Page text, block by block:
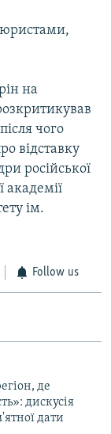
на
чого
відставку
російської
академії
ім.
Follow us
де
дискусія
дати